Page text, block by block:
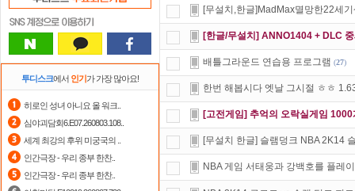
투디스크에서 인기가 가장 많아요!
히로인 성녀 아니요 올 워크..
심야괴담회6.E07.260803.108..
세계 최강의 후위 미궁국의 ..
인간극장 - 우리 종부 한찬..
인간극장 - 우리 종부 한찬..
출석체크이벤트!매일매일출석체
스마트TV로 투디스크영화,드라마,
자녀보호기능으로 가족과 함께 투디
숨어있는 카드 마일리지 조회하고
[무설치,한글]MadMax멸망한22세
[한글/무설치] ANNO1404 + DLC
배틀그라운드 연습용 프로그램 (27)
한번 해봅시다 엣날 그시절 ㅎㅎ
[고전게임] 추억의 오락실게임
[무설치 한글] 슬램덩크 NBA 2K14
NBA 게임 서태웅과 강백호를 플레